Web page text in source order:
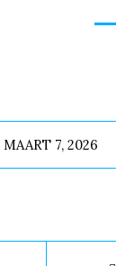
MAART 7, 2026